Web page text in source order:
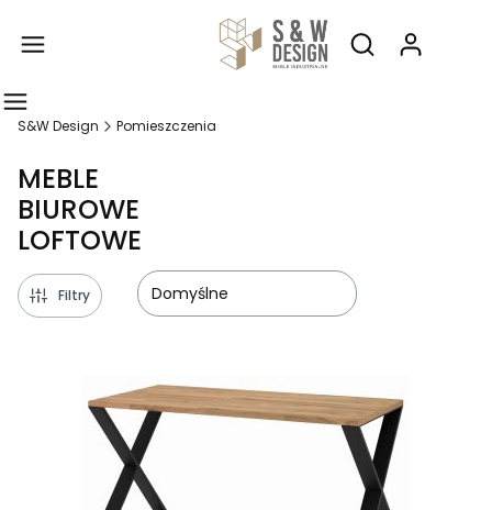
Otwórz
S&W Design Pomieszczenia
MEBLE
BIUROWE
LOFTOWE
Filtry Domyślne